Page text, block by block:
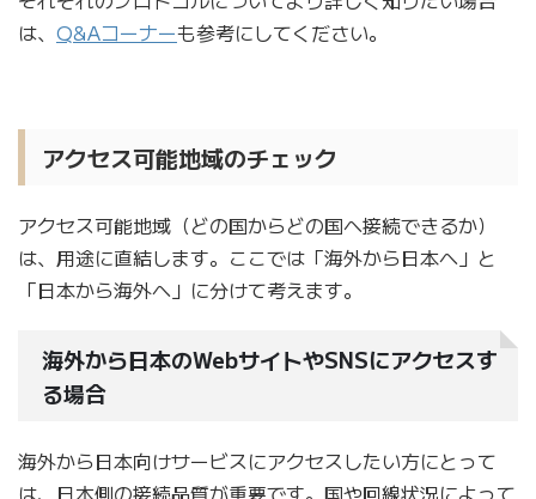
は、 Q&Aコーナーも参考にしてください。
アクセス可能地域のチェック
アクセス可能地域（どの国からどの国へ接続できるか）
は、用途に直結します。ここでは「海外から日本へ」と
「日本から海外へ」に分けて考えます。
海外から日本のWebサイトやSNSにアクセスす
る場合
海外から日本向けサービスにアクセスしたい方にとって
は、日本側の接続品質が重要です。国や回線状況によって